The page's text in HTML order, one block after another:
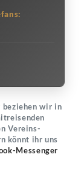
beziehen wir in
Vereins-
könnt ihr uns
Messenger